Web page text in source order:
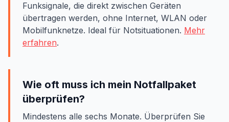
Funksignale, die direkt zwischen Geräten
übertragen werden, ohne Internet, WLAN oder
Mobilfunknetze. Ideal für Notsituationen. Mehr
erfahren.
Wie oft muss ich mein Notfallpaket
überprüfen?
Mindestens alle sechs Monate. Überprüfen Sie